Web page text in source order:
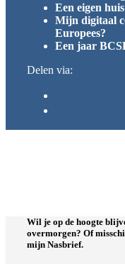
Een eigen
Mijn digitaal
Europees?
Een jaar
Wil je op de hoogte
overmorgen? Of
mijn Nasbrief.